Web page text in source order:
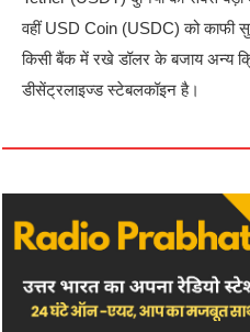
वहीं USD Coin (USDC) को काफी
किसी बैंक में रखे डॉलर के बजाय अन्य
डीसेंट्रलाइज्ड स्टेबलकॉइन है।